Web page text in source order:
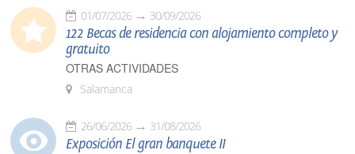
01/07/2026 30/09/2026
122 Becas de residencia con alojamiento completo y
gratuito
OTRAS ACTIVIDADES
Salamanca
26/06/2026 31/08/2026
Exposición El gran banquete II